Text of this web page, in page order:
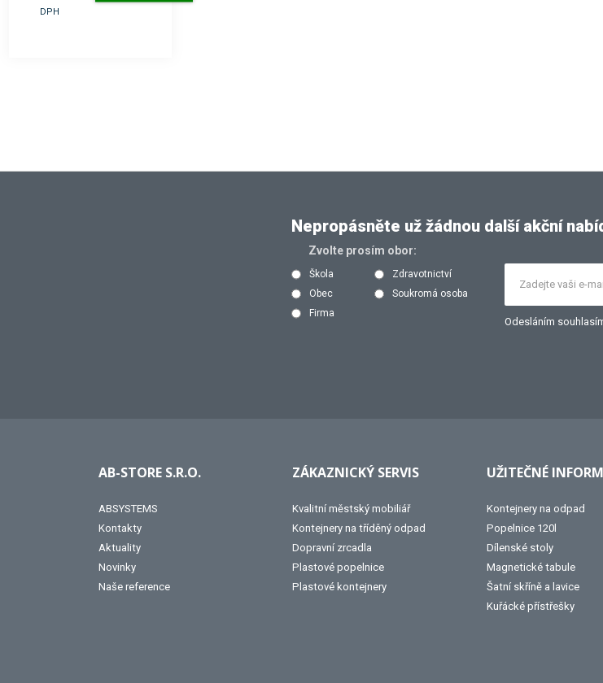
DPH
Nepropásněte už žádnou další akční
Zvolte prosím obor:
Škola
Zdravotnictví
Obec
Soukromá osoba
Firma
Odesláním
AB-STORE S.R.O.
ABSYSTEMS
Kontakty
Aktuality
Novinky
Naše reference
ZÁKAZNICKÝ SERVIS
Kvalitní městský mobiliář
Kontejnery na tříděný odpad
Dopravní zrcadla
Plastové popelnice
Plastové kontejnery
UŽITEČNÉ
Kontejnery na odpad
Popelnice 120l
Dílenské stoly
Magnetické tabule
Šatní skříně a lavice
Kuřácké přístřešky